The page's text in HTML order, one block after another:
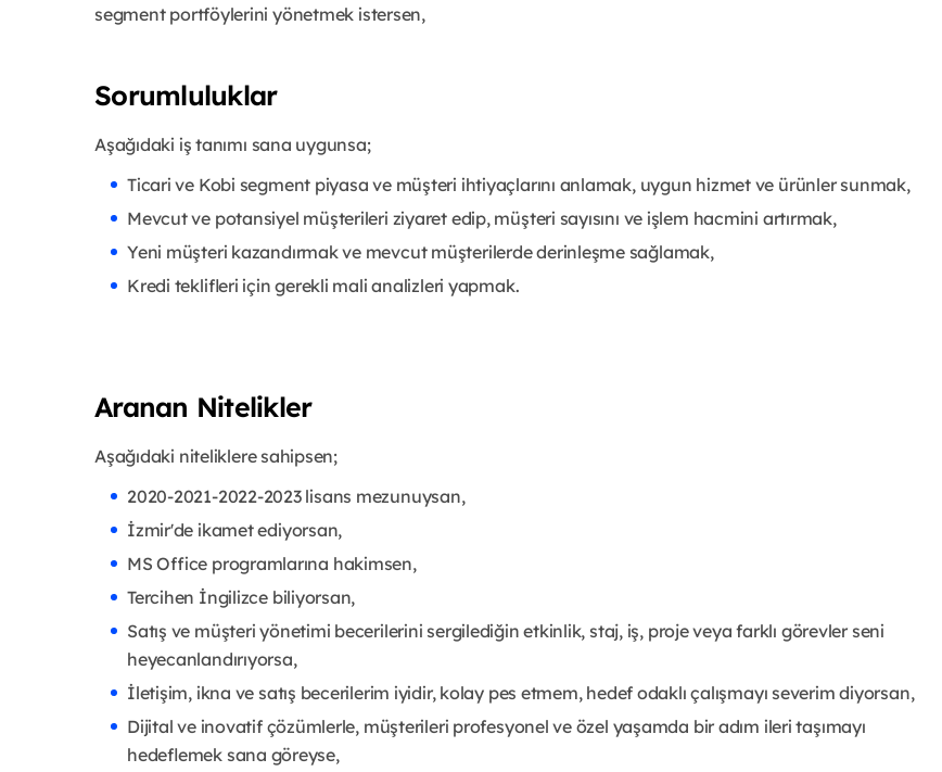
segment portföylerini yönetmek istersen,
Sorumluluklar
Aşağıdaki iş tanımı sana uygunsa;
Ticari ve Kobi segment piyasa ve müşteri ihtiyaçlarını anlamak, uygun hizmet ve ürünler sunmak,
Mevcut ve potansiyel müşterileri ziyaret edip, müşteri sayısını ve işlem hacmini artırmak,
Yeni müşteri kazandırmak ve mevcut müşterilerde derinleşme sağlamak,
Kredi teklifleri için gerekli mali analizleri yapmak.
Aranan Nitelikler
Aşağıdaki niteliklere sahipsen;
2020-2021-2022-2023 lisans mezunuysan,
İzmir'de ikamet ediyorsan,
MS Office programlarına hakimsen,
Tercihen İngilizce biliyorsan,
Satış ve müşteri yönetimi becerilerini sergilediğin etkinlik, staj, iş, proje veya farklı görevler seni
heyecanlandırıyorsa,
İletişim, ikna ve satış becerilerim iyidir, kolay pes etmem, hedef odaklı çalışmayı severim diyorsan,
Dijital ve inovatif çözümlerle, müşterileri profesyonel ve özel yaşamda bir adım ileri taşımayı
hedeflemek sana göreyse,